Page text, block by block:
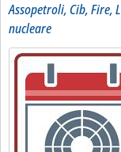
Assopetroli, Cib, Fire,
nucleare